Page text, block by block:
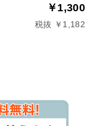
￥1,300
税抜 ￥1,182